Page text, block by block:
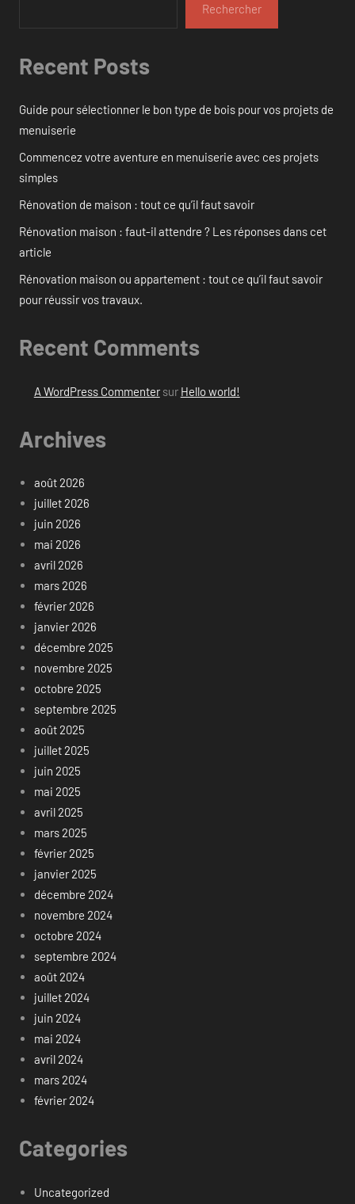
Rechercher
Recent Posts
Guide pour sélectionner le bon type de bois pour vos projets de
menuiserie
Commencez votre aventure en menuiserie avec ces projets
simples
Rénovation de maison : tout ce qu’il faut savoir
Rénovation maison : faut-il attendre ? Les réponses dans cet
article
Rénovation maison ou appartement : tout ce qu’il faut savoir
pour réussir vos travaux.
Recent Comments
A WordPress Commentersur Hello world!
Archives
août 2026
juillet 2026
juin 2026
mai 2026
avril 2026
mars 2026
février 2026
janvier 2026
décembre 2025
novembre 2025
octobre 2025
septembre 2025
août 2025
juillet 2025
juin 2025
mai 2025
avril 2025
mars 2025
février 2025
janvier 2025
décembre 2024
novembre 2024
octobre 2024
septembre 2024
août 2024
juillet 2024
juin 2024
mai 2024
avril 2024
mars 2024
février 2024
Categories
Uncategorized